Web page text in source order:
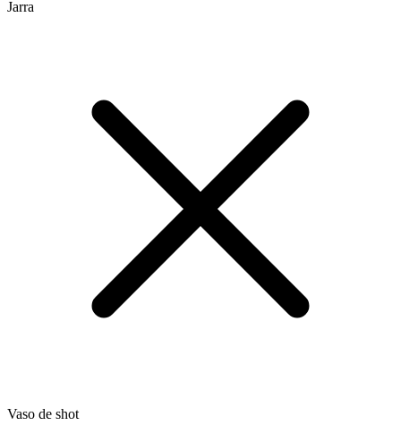
Jarra
Vaso de shot